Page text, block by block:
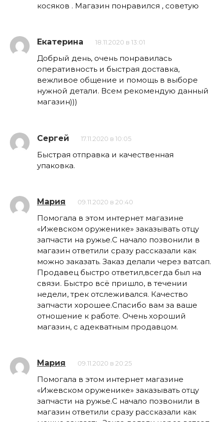
косяков . Магазин понравился , советую
Екатерина 18.11.2020 в 13:01
Добрый день, очень понравилась
оперативность и быстрая доставка,
вежливое общение и помощь в выборе
нужной детали. Всем рекомендую данный
магазин)))
Сергей 17.11.2020 в 10:05
Быстрая отправка и качественная
упаковка.
Мария 09.11.2020 в 20:40
Помогала в этом интернет магазине
«Ижевском оруженике» заказывать отцу
запчасти на ружье.С начало позвонили в
магазин ответили сразу рассказали как
можно заказать. Заказ делали через ватсап.
Продавец быстро ответил,всегда был на
связи. Быстро всё пришло, в течении
недели, трек отслеживался. Качество
запчасти хорошее.Спасибо вам за ваше
отношение к работе. Очень хороший
магазин, с адекватным продавцом.
Мария 09.11.2020 в 20:25
Помогала в этом интернет магазине
«Ижевском оруженике» заказывать отцу
запчасти на ружье.С начало позвонили в
магазин ответили сразу рассказали как